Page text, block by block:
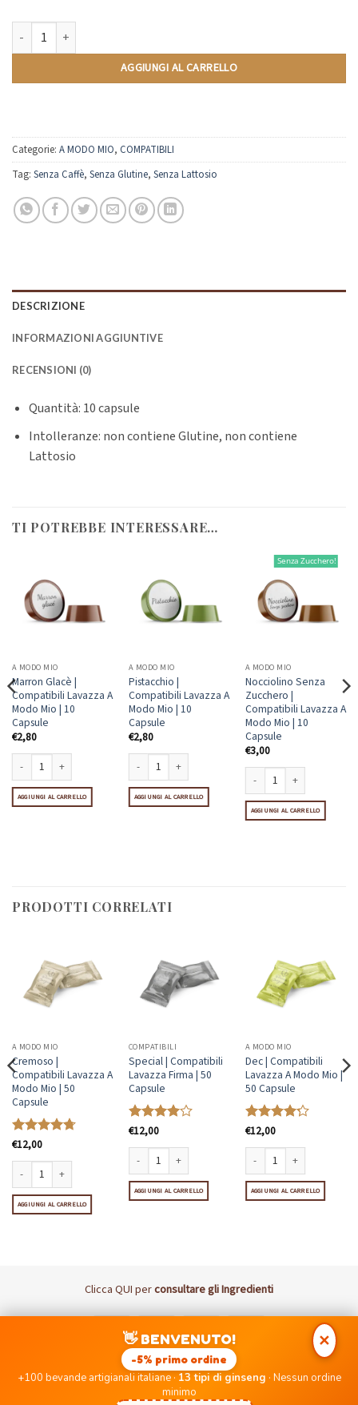
Latte di Mandorla | Compatibili Lavazza A Modo Mio | 10 Capsule quantità
AGGIUNGI AL CARRELLO
Categorie: A MODO MIO, COMPATIBILI
Tag: Senza Caffè, Senza Glutine, Senza Lattosio
DESCRIZIONE
INFORMAZIONI AGGIUNTIVE
RECENSIONI (0)
Quantità: 10 capsule
Intolleranze: non contiene Glutine, non contiene
Lattosio
TI POTREBBE INTERESSARE…
A MODO MIO
Marron Glacè |
Compatibili Lavazza A
Modo Mio | 10
Capsule
€2,80
Marron Glacè | Compatibili Lavazza A Modo Mio | 10 Capsule quantità
AGGIUNGI AL CARRELLO
A MODO MIO
Pistacchio |
Compatibili Lavazza A
Modo Mio | 10
Capsule
€2,80
Pistacchio | Compatibili Lavazza A Modo Mio | 10
AGGIUNGI AL CARRELLO
Senza Zucchero!
A MODO MIO
Nocciolino Senza
Zucchero |
Compatibili Lavazza A
Modo Mio | 10
Capsule
€3,00
Nocciolino Senza
AGGIUNGI AL CARRELLO
PRODOTTI CORRELATI
A MODO MIO
Cremoso |
Compatibili Lavazza A
Modo Mio | 50
Capsule
Valutato
€12,00
Cremoso | Compatibili Lavazza A Modo Mio | 50 Capsule quantità
AGGIUNGI AL CARRELLO
COMPATIBILI
Special | Compatibili
Lavazza Firma | 50
Capsule
Valutato
€12,00
Special | Compatibili Lavazza Firma | 50 Capsule
AGGIUNGI AL CARRELLO
A MODO MIO
Dec | Compatibili
Lavazza A Modo Mio |
50 Capsule
Valutato
€12,00
Dec | Compatibili Lavazza
AGGIUNGI AL CARRELLO
A Modo Mio | 50 Capsule quantità
CliccaQUIperconsultare gli Ingredienti
Visa
DISCLAIMER: I Marchi Nespresso, Lavazza, UNO, Nescafè Dolce
Gusto, Coop, Bialetti, Caffitaly non sono di proprietà di PICCOLE
EMOZIONI SRLS né di aziende ad essa collegate.
✕
👋 BENVENUTO!
-5% primo ordine
+100 bevande artigianali italiane · 13 tipi di ginseng · Nessun ordine
minimo